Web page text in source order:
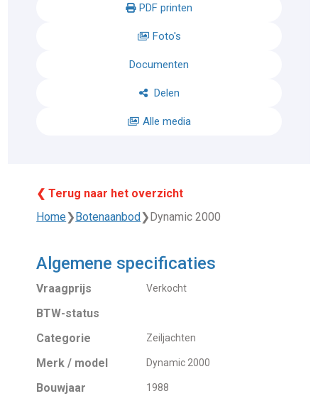
PDF printen
Foto's
Documenten
Delen
Alle media
❮ Terug naar het overzicht
Home❯Botenaanbod❯Dynamic 2000
Algemene specificaties
Vraagprijs Verkocht
BTW-status
Categorie
Zeiljachten
Merk / model Dynamic 2000
Bouwjaar 1988